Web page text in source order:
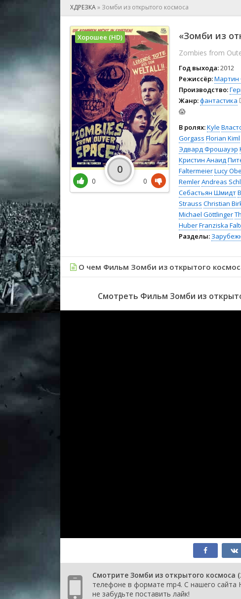
🕺 Мюзикл
👨‍💻 Реальное
🎤 Ток-шоу
🧙‍♀️ Фантастика
🏅 Церемония
ХДРЕЗКА» Зомби из открытого космоса
«Зомби из
Zombies from
Год выхода:2012
Режиссёр:Мартин
Производство:
Жанр:фантастика
😱
В ролях:Kyle
Gorgass Florian Kiml
Эдвард Фрошауэр
Кристин Анаид
FaltermeierLucy
RemlerAndreas
Себастьян Шмидт
Strauss Christian
Michael Göttlinger
HuberFranziska
Разделы:
Хорошее (HD)
0
0
0
О чем Фильм Зомби из открытого
Смотреть Фильм Зомби из
Смотрите Зомби из открытого космоса
телефоне в формате mp4. С нашего сайта
не забудьте поставить лайк!